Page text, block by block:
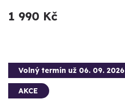
1 990 Kč
Volný termín už 06. 09. 2026
AKCE